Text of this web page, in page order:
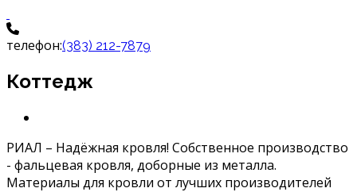
телефон:(383) 212-7879
Коттедж
РИАЛ – Надёжная кровля! Собственное производство
- фальцевая кровля, доборные из металла.
Материалы для кровли от лучших производителей